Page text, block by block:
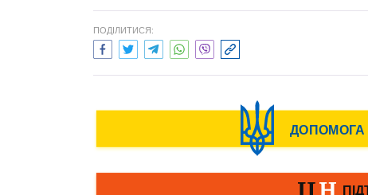
ПОДІЛИТИСЯ: